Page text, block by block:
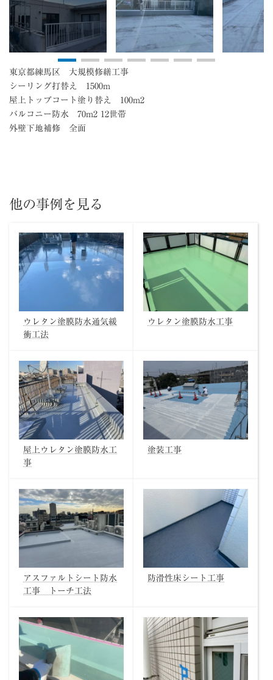
東京都練馬区 大規模修繕工事
シーリング打替え 1500m
屋上トップコート塗り替え 100m2
バルコニー防水 70m2 12世帯
外壁下地補修 全面
他の事例を見る
ウレタン塗膜防水通気緩
衝工法
ウレタン塗膜防水工事
屋上ウレタン塗膜防水工
事
塗装工事
アスファルトシート防水
工事 トーチ工法
防滑性床シート工事